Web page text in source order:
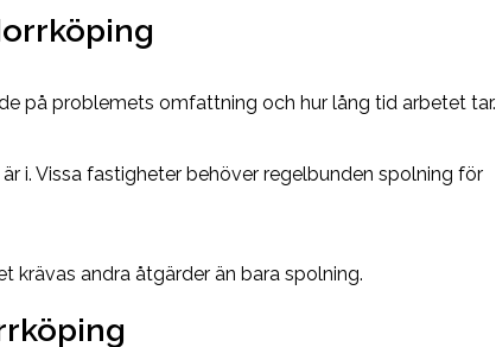
på problemets omfattning och hur lång tid arbetet tar.
i. Vissa fastigheter behöver regelbunden spolning för
krävas andra åtgärder än bara spolning.